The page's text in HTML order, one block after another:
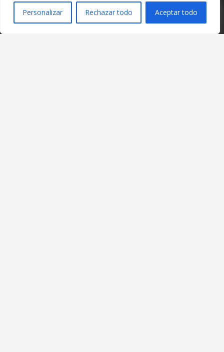
Personalizar Rechazar todo Aceptar todo
info@afsantacecilia.com